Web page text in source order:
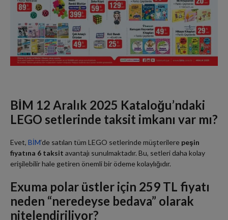
BİM 12 Aralık 2025 Kataloğu’ndaki
LEGO setlerinde taksit imkanı var mı?
Evet, BİM‘de satılan tüm LEGO setlerinde müşterilere peşin
fiyatına 6 taksit avantajı sunulmaktadır. Bu, setleri daha kolay
erişilebilir hale getiren önemli bir ödeme kolaylığıdır.
Exuma polar üstler için 259 TL fiyatı
neden “neredeyse bedava” olarak
nitelendiriliyor?